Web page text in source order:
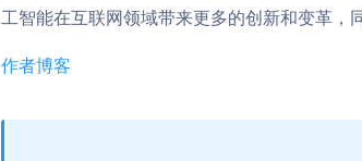
工智能在互联网领域带来更多的创新和变革，
作者博客